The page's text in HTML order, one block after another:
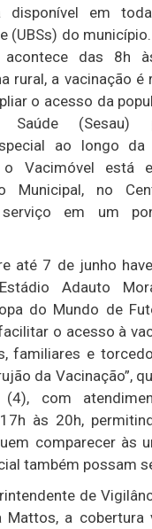
disponível em
(UBSs) do
acontece das 8h
rural, a vacinação é
o acesso da
Saúde (Sesau)
ao longo da
Vacimóvel está
Municipal, no
em um
até 7 de junho
Adauto
do Mundo de
o acesso à
familiares e
da Vacinação”,
(4), com
às 20h,
comparecer às
também possam
de
Mattos, a cobertura